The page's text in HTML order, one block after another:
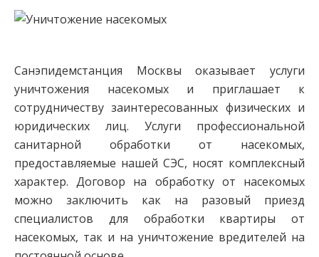
Санэпидемстанция Москвы оказывает услуги
уничтожения насекомых и приглашает к
сотрудничеству заинтересованных физических и
юридических лиц. Услуги профессиональной
санитарной обработки от насекомых,
предоставляемые нашей СЭС, носят комплексный
характер. Договор на обработку от насекомых
можно заключить как на разовый приезд
специалистов для обработки квартиры от
насекомых, так и на уничтожение вредителей на